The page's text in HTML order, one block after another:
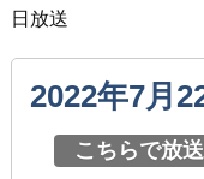
日放送
2022年7月
こちらで放